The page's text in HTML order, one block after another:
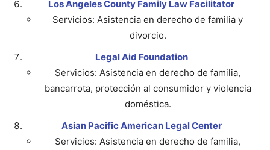
Los Angeles County Family Law Facilitator
Servicios: Asistencia en derecho de familia y
divorcio.
Legal Aid Foundation
Servicios: Asistencia en derecho de familia,
bancarrota, protección al consumidor y violencia
doméstica.
Asian Pacific American Legal Center
Servicios: Asistencia en derecho de familia,